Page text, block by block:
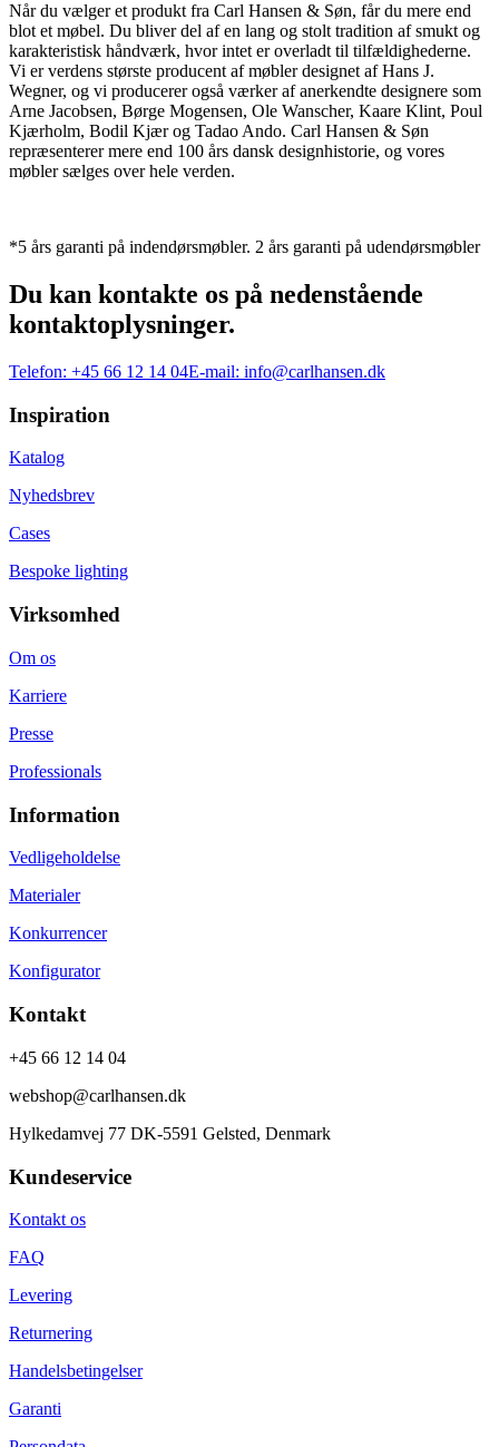
Når du vælger et produkt fra Carl Hansen & Søn, får du mere end
blot et møbel. Du bliver del af en lang og stolt tradition af smukt og
karakteristisk håndværk, hvor intet er overladt til tilfældighederne.
Vi er verdens største producent af møbler designet af Hans J.
Wegner, og vi producerer også værker af anerkendte designere som
Arne Jacobsen, Børge Mogensen, Ole Wanscher, Kaare Klint, Poul
Kjærholm, Bodil Kjær og Tadao Ando. Carl Hansen & Søn
repræsenterer mere end 100 års dansk designhistorie, og vores
møbler sælges over hele verden.
*5 års garanti på indendørsmøbler. 2 års garanti på udendørsmøbler
Du kan kontakte os på nedenstående
kontaktoplysninger.
Telefon: +45 66 12 14 04E-mail: info@carlhansen.dk
Inspiration
Katalog
Nyhedsbrev
Cases
Bespoke lighting
Virksomhed
Om os
Karriere
Presse
Professionals
Information
Vedligeholdelse
Materialer
Konkurrencer
Konfigurator
Kontakt
+45 66 12 14 04
webshop@carlhansen.dk
Hylkedamvej 77 DK-5591 Gelsted, Denmark
Kundeservice
Kontakt os
FAQ
Levering
Returnering
Handelsbetingelser
Garanti